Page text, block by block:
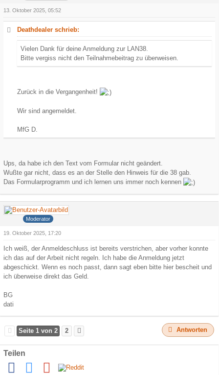
13. Oktober 2025, 05:52
Deathdealer schrieb:
Vielen Dank für deine Anmeldung zur LAN38.
Bitte vergiss nicht den Teilnahmebeitrag zu überweisen.
Zurück in die Vergangenheit!
Wir sind angemeldet.
MfG D.
Ups, da habe ich den Text vom Formular nicht geändert.
Wußte gar nicht, dass es an der Stelle den Hinweis für die 38 gab.
Das Formularprogramm und ich lernen uns immer noch kennen
dati
Moderator
19. Oktober 2025, 17:20
Ich weiß, der Anmeldeschluss ist bereits verstrichen, aber vorher konnte
ich das auf der Arbeit nicht regeln. Ich habe die Anmeldung jetzt
abgeschickt. Wenn es noch passt, dann sagt eben bitte hier bescheit und
ich überweise direkt das Geld.
BG
dati
Seite 1 von 2 2 Antworten
Teilen